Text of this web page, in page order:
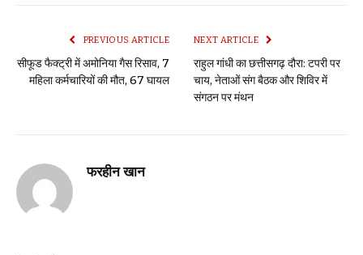
PREVIOUS ARTICLE
सीफूड फैक्ट्री में अमोनिया गैस रिसाव, 7
महिला कर्मचारियों की मौत, 67 घायल
NEXT ARTICLE
राहुल गांधी का छत्तीसगढ़ दौरा: टपरी पर
चाय, नेताओं संग बैठक और शिविर में
संगठन पर मंथन
फरहीन खान